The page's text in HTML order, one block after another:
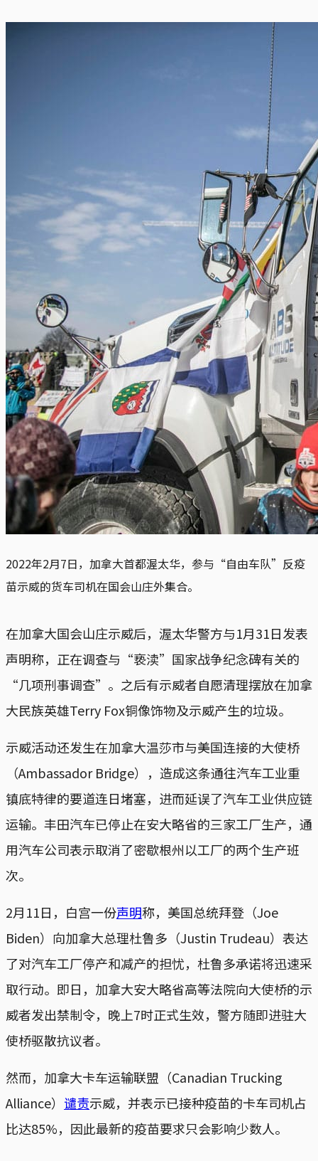
2022年2月7日，加拿大首都渥太华，参与“自由车队”反疫
苗示威的货车司机在国会山庄外集合。
在加拿大国会山庄示威后，渥太华警方与1月31日发表
声明称，正在调查与“亵渎”国家战争纪念碑有关的
“几项刑事调查”。之后有示威者自愿清理摆放在加拿
大民族英雄Terry Fox铜像饰物及示威产生的垃圾。
示威活动还发生在加拿大温莎市与美国连接的大使桥
（Ambassador Bridge），造成这条通往汽车工业重
镇底特律的要道连日堵塞，进而延误了汽车工业供应链
运输。丰田汽车已停止在安大略省的三家工厂生产，通
用汽车公司表示取消了密歇根州以工厂的两个生产班
次。
2月11日，白宫一份声明称，美国总统拜登（Joe
Biden）向加拿大总理杜鲁多（Justin Trudeau）表达
了对汽车工厂停产和减产的担忧，杜鲁多承诺将迅速采
取行动。即日，加拿大安大略省高等法院向大使桥的示
威者发出禁制令，晚上7时正式生效，警方随即进驻大
使桥驱散抗议者。
然而，加拿大卡车运输联盟（Canadian Trucking
Alliance） 谴责示威，并表示已接种疫苗的卡车司机占
比达85%，因此最新的疫苗要求只会影响少数人。